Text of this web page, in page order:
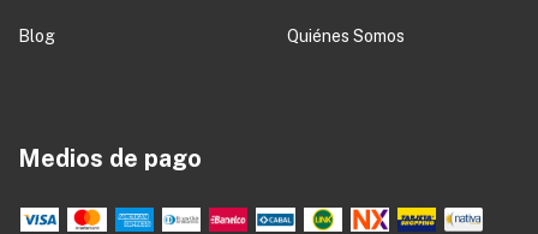
Blog Quiénes Somos
Medios de pago